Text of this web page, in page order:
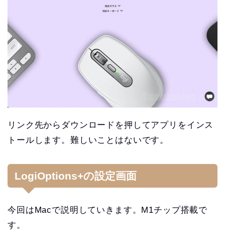
リンク先からダウンロードを押してアプリをインス
トールします。難しいことはないです。
LogiOptions+の設定画面
今回はMacで説明していきます。M1チップ搭載で
す。